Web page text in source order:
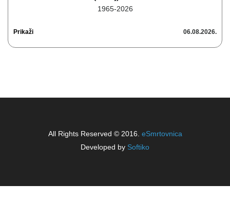
1965-2026
Prikaži 06.08.2026.
All Rights Reserved © 2016. eSmrtovnica
Developed by Softiko